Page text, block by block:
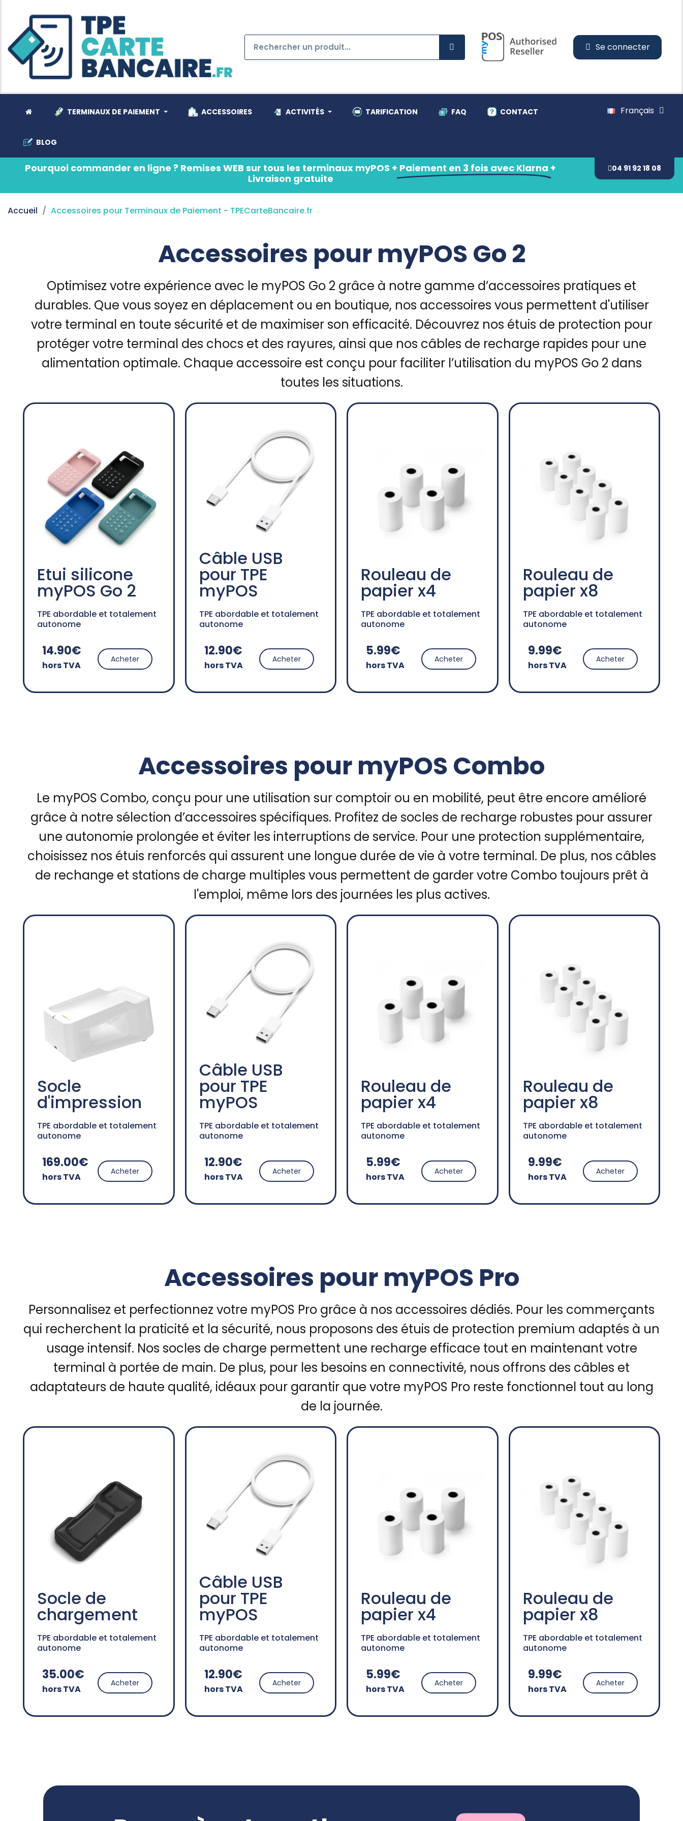
Se connecter
TERMINAUX DE PAIEMENT ACCESSOIRES ACTIVITÉS TARIFICATION FAQ CONTACT
BLOG
Français
Pourquoi commander en ligne ? Remises WEB sur tous les terminaux myPOS + Paiement en 3 fois avec Klarna +
Livraison gratuite
04 91 92 18 08
Accueil Accessoires pour Terminaux de Paiement - TPECarteBancaire.fr
Accessoires pour myPOS Go 2
Optimisez votre expérience avec le myPOS Go 2 grâce à notre gamme d’accessoires pratiques et
durables. Que vous soyez en déplacement ou en boutique, nos accessoires vous permettent d'utiliser
votre terminal en toute sécurité et de maximiser son efficacité. Découvrez nos étuis de protection pour
protéger votre terminal des chocs et des rayures, ainsi que nos câbles de recharge rapides pour une
alimentation optimale. Chaque accessoire est conçu pour faciliter l’utilisation du myPOS Go 2 dans
toutes les situations.
Etui silicone
myPOS Go 2
TPE abordable et totalement
autonome
14.90€
hors TVA
Acheter
Câble USB
pour TPE
myPOS
TPE abordable et totalement
autonome
12.90€
hors TVA
Acheter
Rouleau de
papier x4
TPE abordable et totalement
autonome
5.99€
hors TVA
Acheter
Rouleau de
papier x8
TPE abordable et totalement
autonome
9.99€
hors TVA
Acheter
Accessoires pour myPOS Combo
Le myPOS Combo, conçu pour une utilisation sur comptoir ou en mobilité, peut être encore amélioré
grâce à notre sélection d’accessoires spécifiques. Profitez de socles de recharge robustes pour assurer
une autonomie prolongée et éviter les interruptions de service. Pour une protection supplémentaire,
choisissez nos étuis renforcés qui assurent une longue durée de vie à votre terminal. De plus, nos câbles
de rechange et stations de charge multiples vous permettent de garder votre Combo toujours prêt à
l'emploi, même lors des journées les plus actives.
Socle
d'impression
TPE abordable et totalement
autonome
169.00€
hors TVA
Acheter
Câble USB
pour TPE
myPOS
TPE abordable et totalement
autonome
12.90€
hors TVA
Acheter
Rouleau de
papier x4
TPE abordable et totalement
autonome
5.99€
hors TVA
Acheter
Rouleau de
papier x8
TPE abordable et totalement
autonome
9.99€
hors TVA
Acheter
Accessoires pour myPOS Pro
Personnalisez et perfectionnez votre myPOS Pro grâce à nos accessoires dédiés. Pour les commerçants
qui recherchent la praticité et la sécurité, nous proposons des étuis de protection premium adaptés à un
usage intensif. Nos socles de charge permettent une recharge efficace tout en maintenant votre
terminal à portée de main. De plus, pour les besoins en connectivité, nous offrons des câbles et
adaptateurs de haute qualité, idéaux pour garantir que votre myPOS Pro reste fonctionnel tout au long
de la journée.
Socle de
chargement
TPE abordable et totalement
autonome
35.00€
hors TVA
Acheter
Câble USB
pour TPE
myPOS
TPE abordable et totalement
autonome
12.90€
hors TVA
Acheter
Rouleau de
papier x4
TPE abordable et totalement
autonome
5.99€
hors TVA
Acheter
Rouleau de
papier x8
TPE abordable et totalement
autonome
9.99€
hors TVA
Acheter